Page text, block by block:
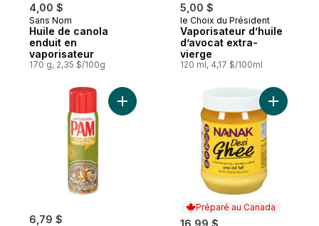
4,00 $
Sans Nom
Huile de canola
enduit en
vaporisateur
170 g, 2,35 $/100g
5,00 $
le Choix du Président
Vaporisateur d’huile
d’avocat extra-
vierge
120 ml, 4,17 $/100ml
6,79 $
Ajouter Enduit à cuisson avec huile
Préparé au Canada
Ajouter